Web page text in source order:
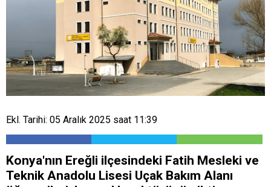
Ekl. Tarihi: 05 Aralık 2025 saat 11:39
Konya'nın Ereğli ilçesindeki Fatih Mesleki ve
Teknik Anadolu Lisesi Uçak Bakım Alanı